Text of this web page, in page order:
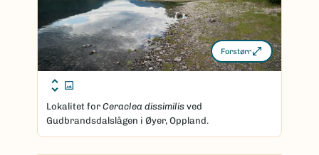
Forstørr
Lokalitet for Ceraclea dissimilis ved
Gudbrandsdalslågen i Øyer, Oppland.